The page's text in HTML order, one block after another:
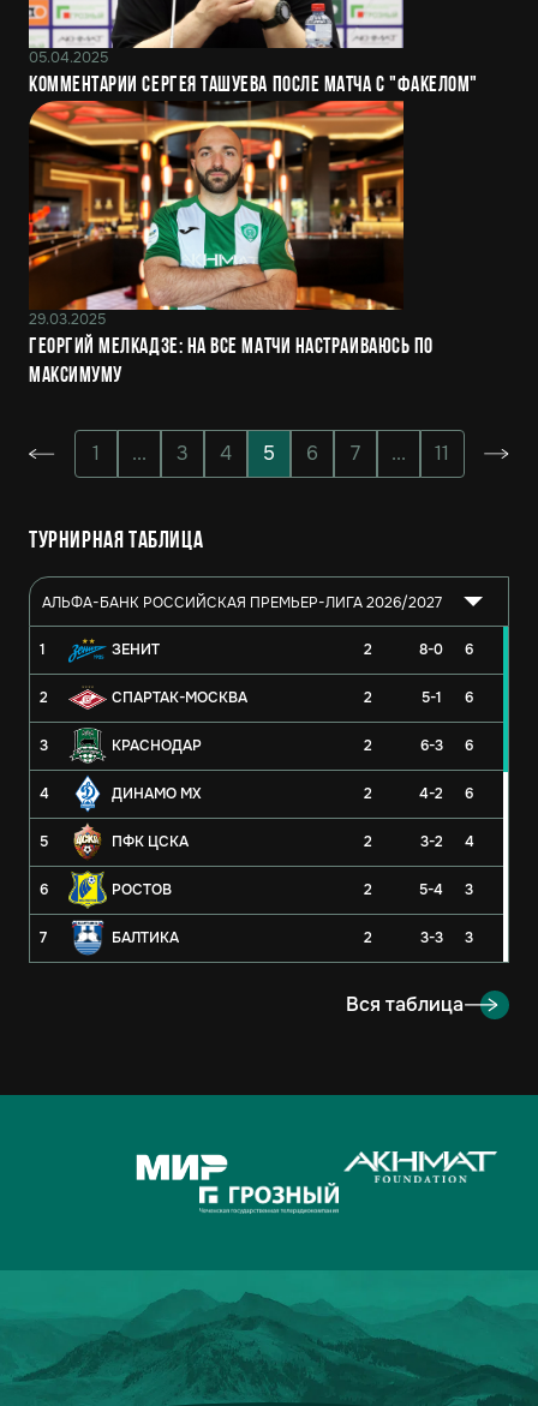
05.04.2025
Комментарии Сергея Ташуева после матча с "Факелом"
29.03.2025
Георгий Мелкадзе: На все матчи настраиваюсь по
максимуму
1 ... 3 4 5 6 7 ... 11
Турнирная таблица
АЛЬФА-БАНК РОССИЙСКАЯ ПРЕМЬЕР-ЛИГА 2026/2027
1 ЗЕНИТ 2 8-0 6
2 СПАРТАК-МОСКВА 2 5-1 6
3 КРАСНОДАР 2 6-3 6
4 ДИНАМО МХ 2 4-2 6
5 ПФК ЦСКА 2 3-2 4
6 РОСТОВ 2 5-4 3
7 БАЛТИКА 2 3-3 3
ЛОКОМОТИВ 2-3 1
14 ФАКЕЛ 2 3-5 0
15 РОДИНА
16 АКРОН 0
Вся таблица